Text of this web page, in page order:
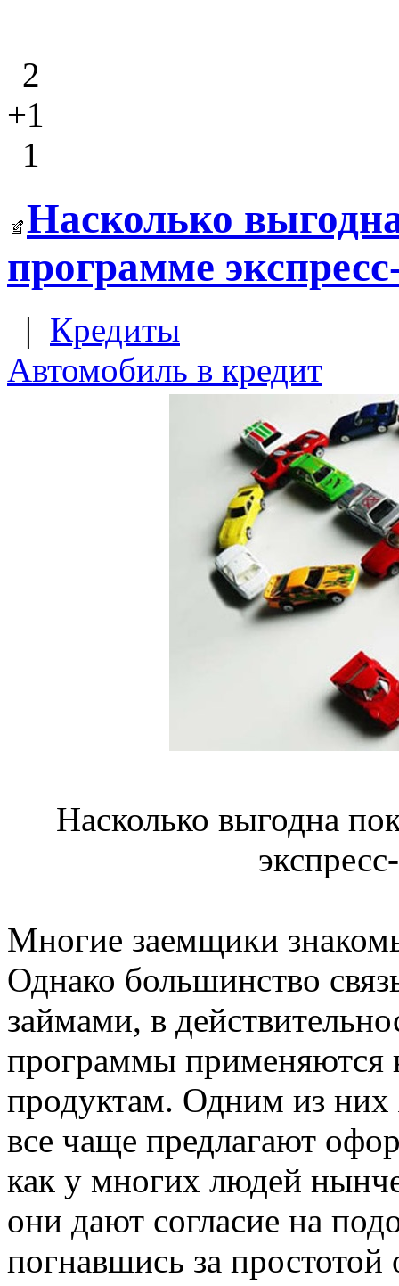
2
+1
1
Насколько
программе
| Кредиты
Автомобиль в кредит
Насколько выгодна
Многие заемщики
Однако большинство
займами, в
программы применяются
продуктам. Одним из них
все чаще предлагают
как у многих людей
они дают согласие на
погнавшись за